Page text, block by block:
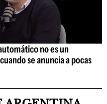
no es un
se anuncia a pocas